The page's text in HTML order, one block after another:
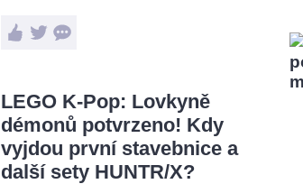
LEGO K-Pop: Lovkyně
démonů potvrzeno! Kdy
vyjdou první stavebnice a
další sety HUNTR/X?